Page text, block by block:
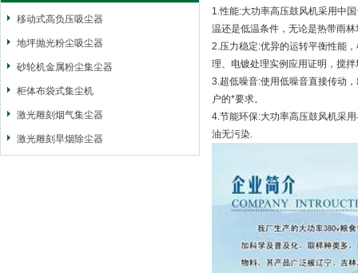
移动式高负压吸尘器
地坪抛光粉尘吸尘器
砂轮机金属粉尘集尘器
柜体布袋式集尘机
激光雕刻烟气集尘器
激光雕刻旱烟除尘器
1.性能:大功率高压鼓风机采用中
温还是低温条件，无论是热带雨
2.压力稳定:优异的运转平衡性能
理、电镀处理实例应用证明，搅
3.超低噪音:使用低噪音直接传动
户的*要求。
4.节能环保:大功率高压鼓风机采
油无污染.